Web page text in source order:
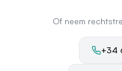
Of neem
+34